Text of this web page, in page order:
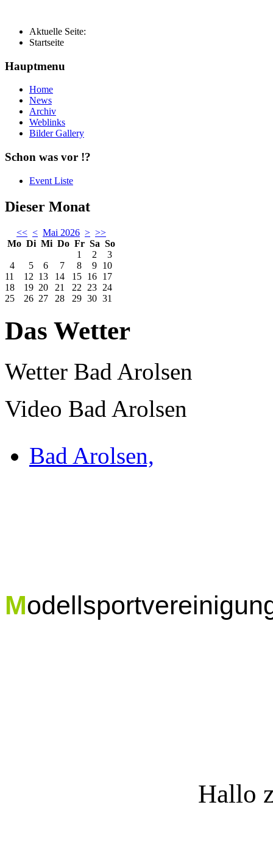
Aktuelle Seite:
Startseite
Hauptmenu
Home
News
Archiv
Weblinks
Bilder Gallery
Schon was vor !?
Event Liste
Dieser Monat
<< < Mai 2026 > >>
Mo Di Mi Do Fr Sa So
1
2
3
4
5 6 7 8 9 10
11
12 13 14 15 16 17
18
19 20 21 22 23 24
25
26 27 28 29 30 31
Das Wetter
Wetter Bad Arolsen
Video Bad Arolsen
Bad Arolsen,
M
Hallo